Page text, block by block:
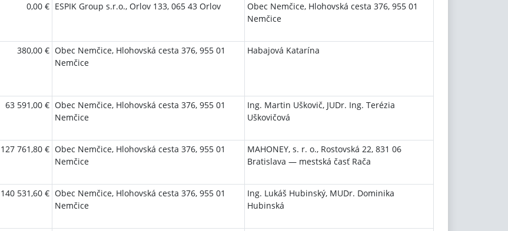
0,00 € ESPIK Group s.r.o., Orlov 133, 065 43 Orlov
Obec Nemčice, Hlohovská cesta 376, 955 01
Nemčice
380,00 € Obec Nemčice, Hlohovská cesta 376, 955 01
Nemčice
Habajová Katarína
63 591,00 € Obec Nemčice, Hlohovská cesta 376, 955 01
Nemčice
Ing. Martin Uškovič, JUDr. Ing. Terézia
Uškovičová
127 761,80 € Obec Nemčice, Hlohovská cesta 376, 955 01
Nemčice
MAHONEY, s. r. o., Rostovská 22, 831 06
Bratislava — mestská časť Rača
140 531,60 € Obec Nemčice, Hlohovská cesta 376, 955 01
Nemčice
Ing. Lukáš Hubinský, MUDr. Dominika
Hubinská